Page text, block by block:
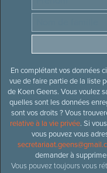
En complétant vos données
vue de faire partie de la liste
de Koen Geens. Vous voulez
quelles sont les données
sont vos droits ? Vous
relative à la vie privée. Si
vous pouvez vous
demander à
Vous pouvez toujours vous